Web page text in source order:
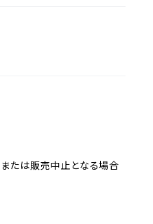
たは販売中止となる場合